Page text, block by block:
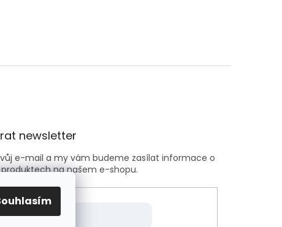
newsletter
e-mail a my vám budeme zasílat informace o
na našem e-shopu.